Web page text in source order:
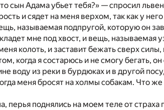
сын Адама убьет тебя?» — спросил
и сядет на меня верхом, так как у
называемая подпругой, которую он
мне под хвост, и вещь, называемая
колоть, и заставит бежать сверх силы,
когда я состарюсь и не смогу бегать,
воду из реки в бурдюках и в другой
меня бросят на холмы собакам. Что
перья поднялись на моем теле от